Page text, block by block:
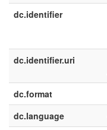
dc.identifier
dc.identifier.uri
dc.format
dc.language